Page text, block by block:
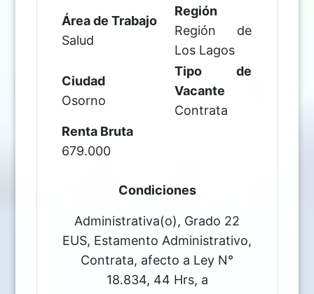
Área de Trabajo
Salud
Región
Región de
Los Lagos
Ciudad
Osorno
Tipo de
Vacante
Contrata
Renta Bruta
679.000
Condiciones
Administrativa(o), Grado 22
EUS, Estamento Administrativo,
Contrata, afecto a Ley N°
18.834, 44 Hrs, a